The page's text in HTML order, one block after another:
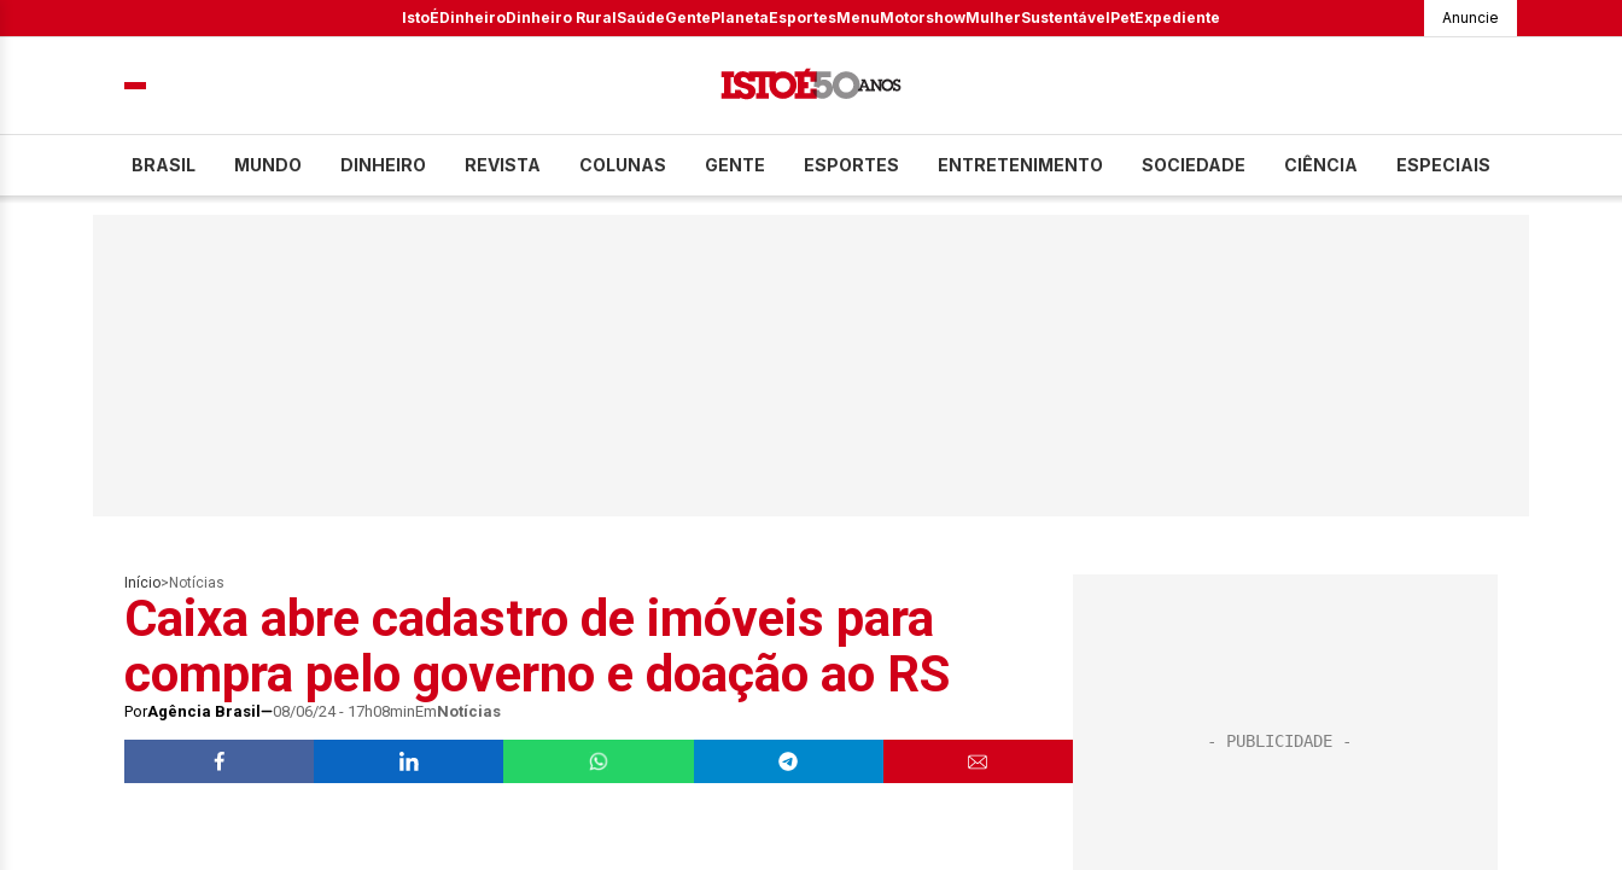
IstoÉDinheiroDinheiro RuralSaúdeGentePlanetaEsportesMenuMotorshowMulherSustentávelPetExpediente Anuncie
BRASIL MUNDO DINHEIRO REVISTA COLUNAS GENTE ESPORTES ENTRETENIMENTO SOCIEDADE CIÊNCIA ESPECIAIS
Início> Notícias
Caixa abre cadastro de imóveis para
compra pelo governo e doação ao RS
PorAgência Brasil 08/06/24 - 17h08minEmNotícias